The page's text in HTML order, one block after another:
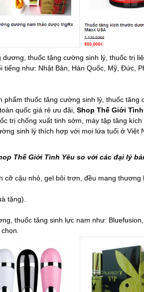
thuốc tăng cường sinh lý, thuốc trị
như: Nhật Bản, Hàn Quốc, Mỹ, Đức,
phẩm thuốc tăng cường sinh lý, thuốc tăng
quốc giá rẻ ưu đãi,Shop Thế Giới Tình
trị chống xuất tinh sớm, máy tập tăng
sinh lý thích hợp với mọi lứa tuổi ở Việt
Thế Giới Tình Yêu so với các đại lý
cỡ cậu nhỏ, gel bôi trơn, đều mang
tặng).
thuốc tăng sinh lực nam như: Bluefusion,